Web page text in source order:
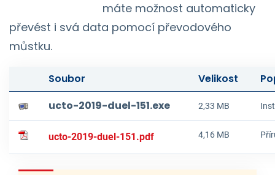
máte možnost automaticky
převést i svá data pomocí převodového
můstku.
Soubor Velikost
ucto-2019-duel-151.exe
2,33 MB
ucto-2019-duel-151.pdf 4,16 MB